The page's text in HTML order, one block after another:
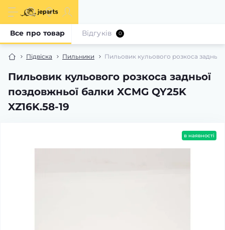
Підвіска Пильники Пильовик кульового розкоса задньої
Пильовик кульового розкоса задньої
поздовжньої балки XCMG QY25K
XZ16K.58-19
Все про товар Відгуків 0
в наявності